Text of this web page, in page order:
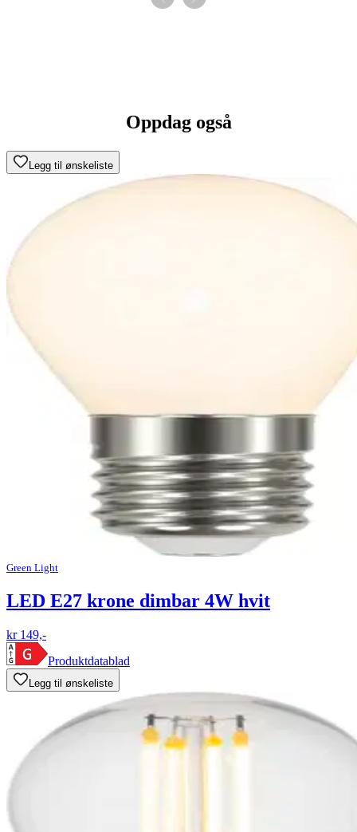
Oppdag også
Legg til ønskeliste
Green Light
LED E27 krone dimbar 4W hvit
kr 149,-
Produktdatablad
Legg til ønskeliste